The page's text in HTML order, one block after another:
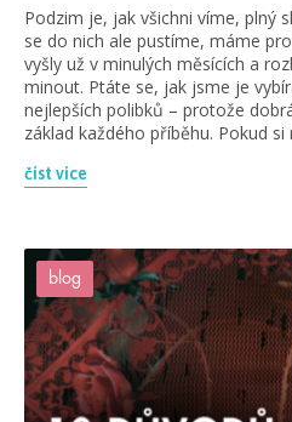
Podzim je, jak všichni víme, plný
se do nich ale pustíme, máme
vyšly už v minulých měsících a
minout. Ptáte se, jak jsme je
nejlepších polibků – protože
základ každého příběhu. Pokud
číst více
blog